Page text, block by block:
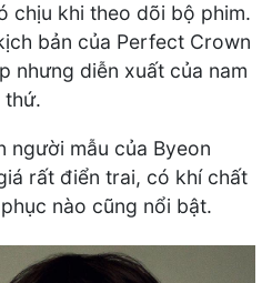
chịu khi theo dõi bộ phim.
bản của Perfect Crown
nhưng diễn xuất của nam
thứ.
người mẫu của Byeon
rất điển trai, có khí chất
nào cũng nổi bật.